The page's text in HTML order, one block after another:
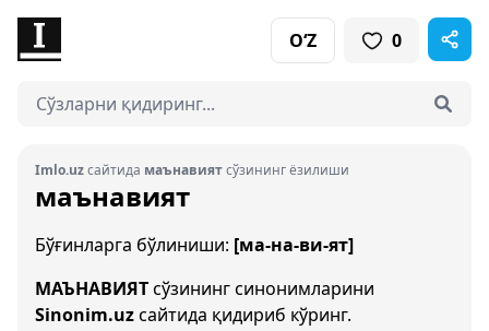
O‘Z 0
Imlo.uzсайтида маънавиятсўзининг ёзилиши
маънавият
Бўғинларга бўлиниши: [ма-на-ви-ят]
МАЪНАВИЯТсўзининг синонимларини
Sinonim.uzсайтида қидириб кўринг.